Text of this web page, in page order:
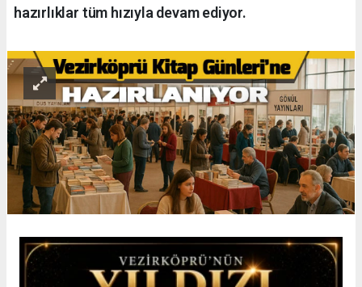
hazırlıklar tüm hızıyla devam ediyor.